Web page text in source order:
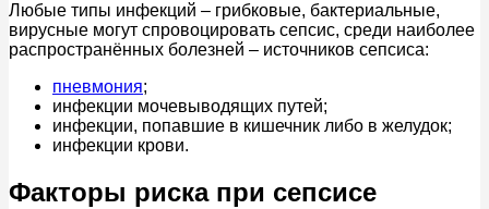
Любые типы инфекций – грибковые, бактериальные,
вирусные могут спровоцировать сепсис, среди наиболее
распространённых болезней – источников сепсиса:
пневмония;
инфекции мочевыводящих путей;
инфекции, попавшие в кишечник либо в желудок;
инфекции крови.
Факторы риска при сепсисе